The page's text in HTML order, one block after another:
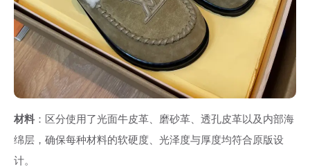
材料 ：区分使用了光面牛皮革、磨砂革、透孔皮革以及内部海
绵层，确保每种材料的软硬度、光泽度与厚度均符合原版设
计。